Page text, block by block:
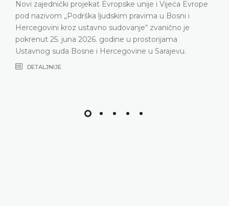
Ustavnog suda u 2025. godini, ali i izazovi s kojima se
Ustavni sud suočava posljednjih godina, naročito zbog
nepopunjenosti sudijskog sastava
DETALJNIJE